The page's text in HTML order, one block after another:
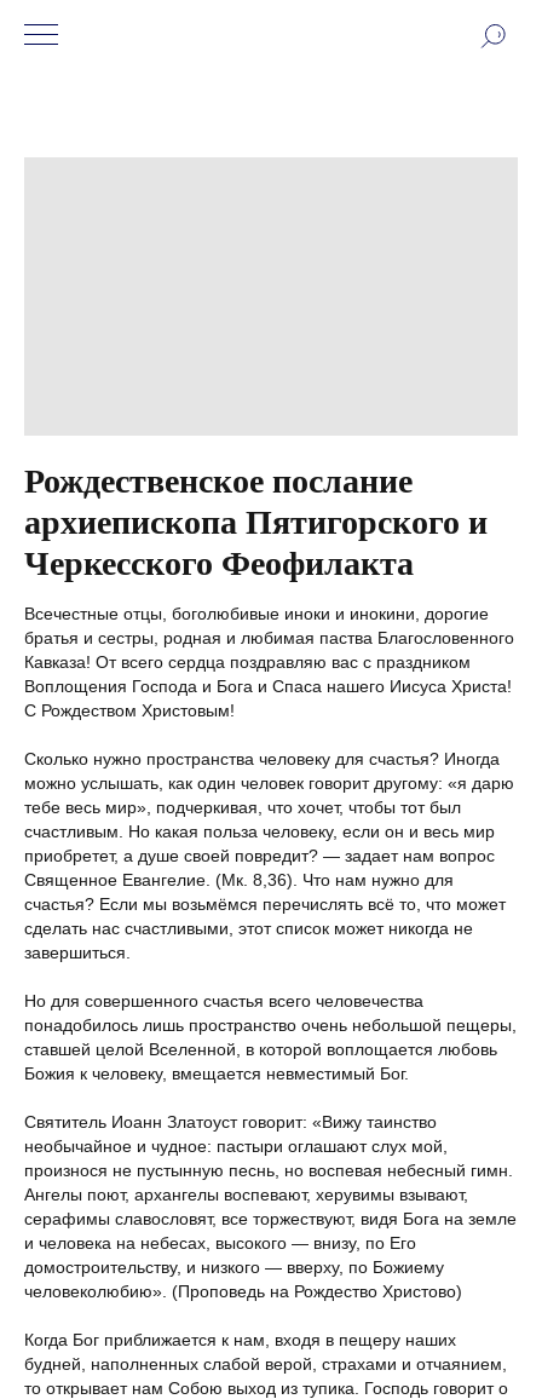
Рождественское послание
архиепископа Пятигорского и
Черкесского Феофилакта
Всечестные отцы, боголюбивые иноки и инокини, дорогие
братья и сестры, родная и любимая паства Благословенного
Кавказа! От всего сердца поздравляю вас с праздником
Воплощения Господа и Бога и Спаса нашего Иисуса Христа!
С Рождеством Христовым!
Сколько нужно пространства человеку для счастья? Иногда
можно услышать, как один человек говорит другому: «я дарю
тебе весь мир», подчеркивая, что хочет, чтобы тот был
счастливым. Но какая польза человеку, если он и весь мир
приобретет, а душе своей повредит? — задает нам вопрос
Священное Евангелие. (Мк. 8,36). Что нам нужно для
счастья? Если мы возьмёмся перечислять всё то, что может
сделать нас счастливыми, этот список может никогда не
завершиться.
Но для совершенного счастья всего человечества
понадобилось лишь пространство очень небольшой пещеры,
ставшей целой Вселенной, в которой воплощается любовь
Божия к человеку, вмещается невместимый Бог.
Святитель Иоанн Златоуст говорит: «Вижу таинство
необычайное и чудное: пастыри оглашают слух мой,
произнося не пустынную песнь, но воспевая небесный гимн.
Ангелы поют, архангелы воспевают, херувимы взывают,
серафимы славословят, все торжествуют, видя Бога на земле
и человека на небесах, высокого — внизу, по Его
домостроительству, и низкого — вверху, по Божиему
человеко­любию». (Проповедь на Рождество Христово)
Когда Бог приближается к нам, входя в пещеру наших
будней, наполненных слабой верой, страхами и отчаянием,
то открывает нам Собою выход из тупика. Господь говорит о